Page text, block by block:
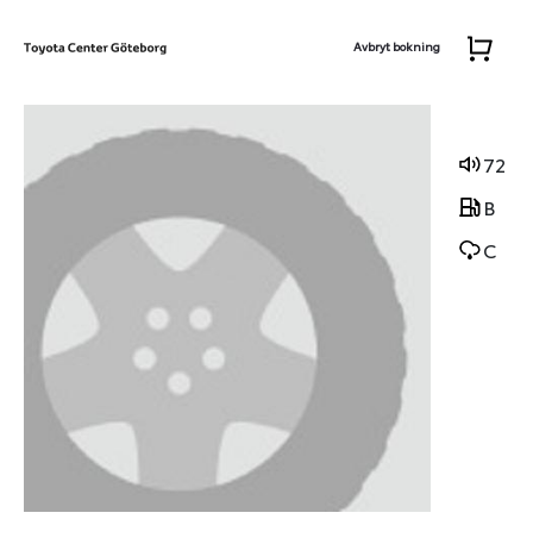
Avbryt bokning
72
B
C